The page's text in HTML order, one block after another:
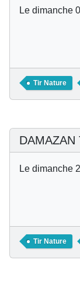
Le dimanche
Tir Nature
DAMAZAN
Le dimanche
Tir Nature